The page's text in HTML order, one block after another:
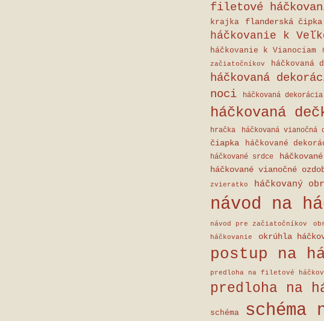
filetové
krajka
flanderská čipka
háčkovanie k
háčkovanie k Vianociam
začiatočníkov
háčkovaná
háčkovaná
noci
háčkovaná
háčkovaná
hračka
háčkovaná vianočná
čiapka
háčkované
háčkované srdce
háčkované vianočné
zvieratko
háčkovaný
návod na
návod pre začiatočníkov
háčkovanie
okrúhla
postup na
predloha na filetové
predloha na
schéma
schéma